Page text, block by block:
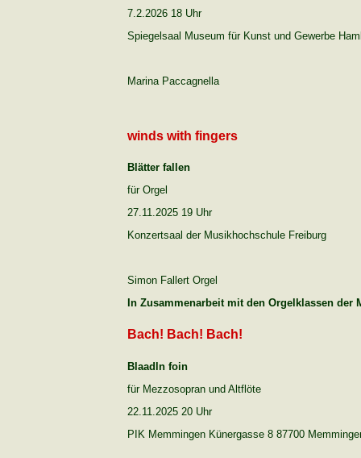
7.2.2026 18 Uhr
Spiegelsaal Museum für Kunst und Gewerbe
Marina Paccagnella
winds with fingers
Blätter fallen
für Orgel
27.11.2025 19 Uhr
Konzertsaal der Musikhochschule Freiburg
Simon Fallert Orgel
In Zusammenarbeit mit den Orgelklassen der
Bach! Bach! Bach!
Blaadln foin
für Mezzosopran und Altflöte
22.11.2025 20 Uhr
PIK Memmingen Künergasse 8 87700